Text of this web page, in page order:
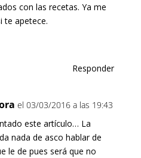
con las recetas. Ya me
te apetece.
Responder
el 03/03/2016 a las 19:43
este artículo… La
nada de asco hablar de
le de pues será que no